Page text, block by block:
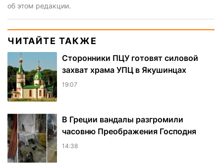
об этом редакции.
ЧИТАЙТЕ ТАКЖЕ
Сторонники ПЦУ готовят силовой
захват храма УПЦ в Якушинцах
19:07
В Греции вандалы разгромили
часовню Преображения Господня
14:38